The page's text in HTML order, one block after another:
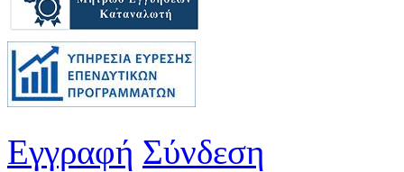
Εγγραφή Σύνδεση